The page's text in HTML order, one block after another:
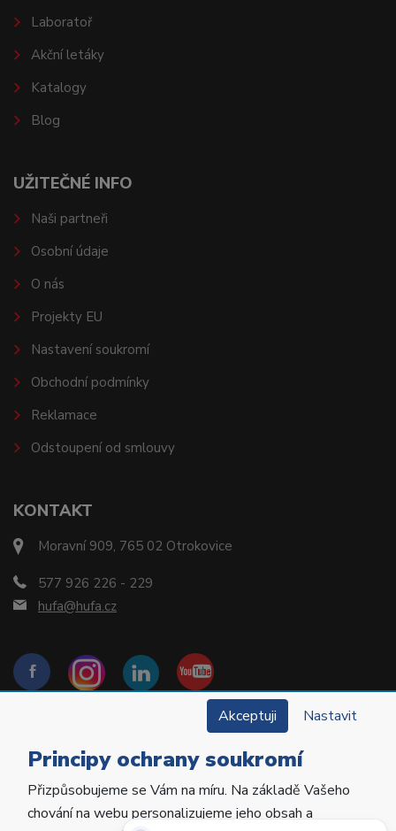
KONTAKT
Moravní 909, 765 02 Otrokovice
577 926 226 - 229
hufa@hufa.cz
Laboratoř
Akční letáky
Katalogy
Blog
UŽITEČNÉ INFO
Naši partneři
Osobní údaje
O nás
Projekty EU
Nastavení soukromí
Obchodní podmínky
Reklamace
Odstoupení od smlouvy
Copyright © 2022 Hu-Fa Dental a.s. Všechna práva
vyhrazena.
Akceptuji Nastavit
Principy ochrany soukromí
Přizpůsobujeme se Vám na míru. Na základě Vašeho
chování na webu personalizujeme jeho obsah a
Potřebujete poradit?Zeptejte se našeho